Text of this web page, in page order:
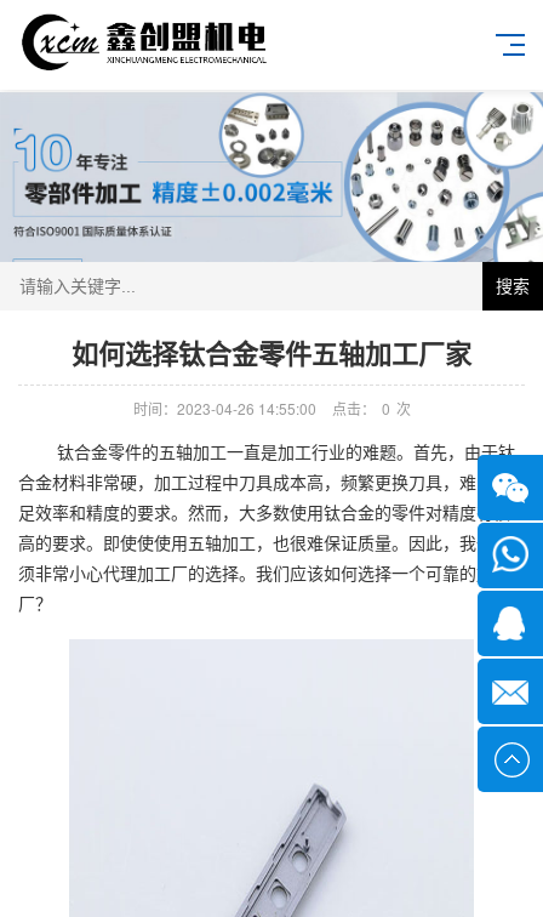
搜索
如何选择钛合金零件五轴加工厂家
时间：2023-04-26 14:55:00 点击： 0 次
钛合金零件的五轴加工一直是加工行业的难题。首先，由于钛
合金材料非常硬，加工过程中刀具成本高，频繁更换刀具，难以满
足效率和精度的要求。然而，大多数使用钛合金的零件对精度有很
高的要求。即使使使用五轴加工，也很难保证质量。因此，我们必
须非常小心代理加工厂的选择。我们应该如何选择一个可靠的加工
厂？
微信